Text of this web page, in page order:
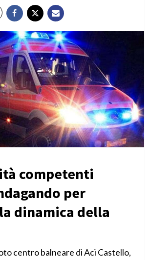
competenti
per
dinamica della
centro balneare di Aci Castello,